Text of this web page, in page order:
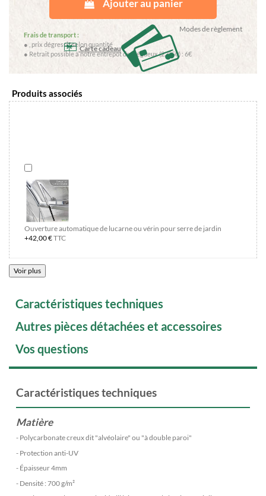
Ajouter au panier
Carte cadeau
Modes de règlement
Frais de transport :
● , prix dégressif selon quantité
● Retrait possible à notre entrepôt de Trégueux (22950) : 6€
Produits associés
Ouverture automatique de lucarne ou vérin pour serre de jardin
+42,00 €TTC
Voir plus
Caractéristiques techniques
Autres pièces détachées et accessoires
Vos questions
Caractéristiques techniques
Matière
- Polycarbonate creux dit "alvéolaire" ou "à double paroi"
- Protection anti-UV
- Épaisseur 4mm
- Densité : 700 g/m²